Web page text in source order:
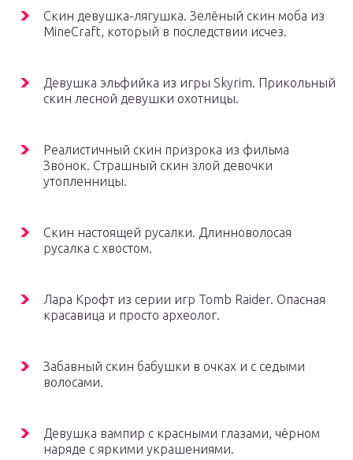
Скин девушка-лягушка. Зелёный скин моба из
MineCraft, который в последствии исчез.
Девушка эльфийка из игры Skyrim. Прикольный
скин лесной девушки охотницы.
Реалистичный скин призрока из фильма
Звонок. Страшный скин злой девочки
утопленницы.
Скин настоящей русалки. Длинноволосая
русалка с хвостом.
Лара Крофт из серии игр Tomb Raider. Опасная
красавица и просто археолог.
Забавный скин бабушки в очках и с седыми
волосами.
Девушка вампир с красными глазами, чёрном
наряде с яркими украшениями.